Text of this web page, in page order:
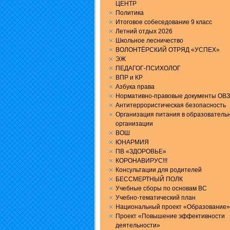
ЦЕНТР
Политика
Итоговое собеседование 9 класс
Летний отдых 2026
Школьное лесничество
ВОЛОНТЁРСКИЙ ОТРЯД «УСПЕХ»
ЭЖ
ПЕДАГОГ-ПСИХОЛОГ
ВПР и КР
Aзбука права
Нормативно-правовые документы ОВЗ
Антитеррористическая безопасность
Организация питания в
организации
ВОШ
ЮНАРМИЯ
ПВ «ЗДОРОВЬЕ»
КОРОНАВИРУС!!!
Консультации для родителей
БЕССМЕРТНЫЙ ПОЛК
Учебные сборы по основам ВС
Учебно-тематический план
Национальный проект «Образование»
Проект «Повышение эффективности
деятельности»